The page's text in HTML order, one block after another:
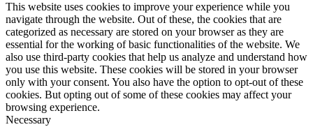
This website uses cookies to improve your experience while you
navigate through the website. Out of these, the cookies that are
categorized as necessary are stored on your browser as they are
essential for the working of basic functionalities of the website. We
also use third-party cookies that help us analyze and understand how
you use this website. These cookies will be stored in your browser
only with your consent. You also have the option to opt-out of these
cookies. But opting out of some of these cookies may affect your
browsing experience.
Necessary